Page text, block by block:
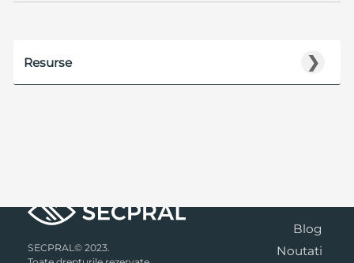
❯
Resurse
SECPRAL© 2023.
Blog
Noutati